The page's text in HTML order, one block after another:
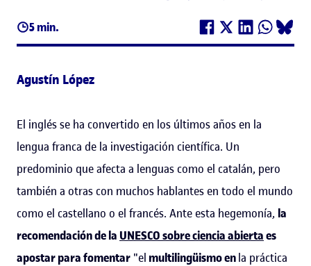
5 min.
Agustín López
El inglés se ha convertido en los últimos años en la
lengua franca de la investigación científica. Un
predominio que afecta a lenguas como el catalán, pero
también a otras con muchos hablantes en todo el mundo
como el castellano o el francés. Ante esta hegemonía, la
recomendación de la UNESCO sobre ciencia abiertaes
apostar para fomentar "el multilingüismo enla práctica